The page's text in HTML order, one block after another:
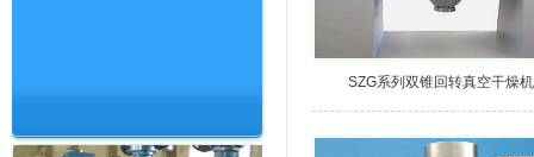
SZG系列双锥回转真空干燥机